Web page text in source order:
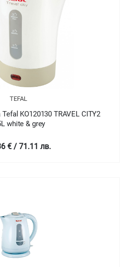
TEFAL
KO120130 TRAVEL CITY2
white & grey
€ / 71.11 лв.